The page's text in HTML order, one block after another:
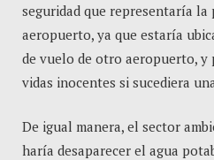
seguridad que representaría la
aeropuerto, ya que estaría
de vuelo de otro aeropuerto, y
vidas inocentes si sucediera
De igual manera, el sector
haría desaparecer el agua